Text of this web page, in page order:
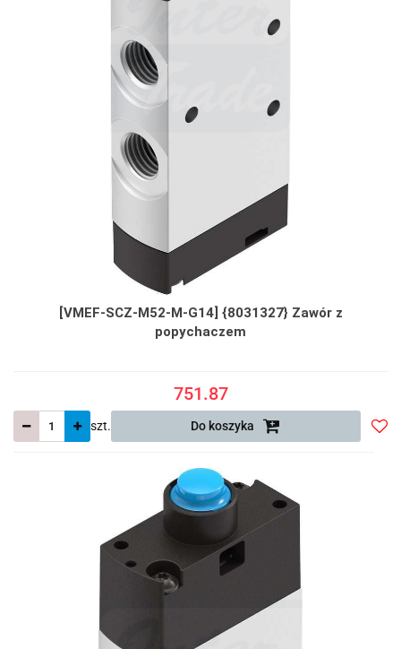
[VMEF-SCZ-M52-M-G14] {8031327} Zawór z
popychaczem
751.87
szt. Do koszyka